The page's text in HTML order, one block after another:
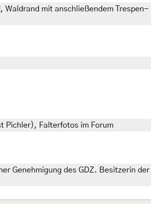
mit anschließendem Trespen-
Pichler), Falterfotos im Forum
Genehmigung des GDZ. Besitzerin der